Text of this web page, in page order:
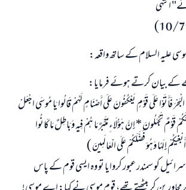
انتہی
علیہ السلام کے ساتھ واقعہ:
کے بیان کرتے ہوئے فرمایا:
فَأَتَوْا عَلَى قَوْمٍ يَعْكُفُونَ عَلَى أَصْنَامٍ لَهُمْ قَالُوا يَا مُوسَى اجْعَلْ
قَوْمٌ تَجْهَلُونَ * إِنَّ هَؤُلَاءِ مُتَبَّرٌ مَا هُمْ فِيهِ وَبَاطِلٌ مَا كَانُوا
إِلَهًا وَهُوَ فَضَّلَكُمْ عَلَى الْعَالَمِينَ )
کو سمندر عبور کروایا تو وہ ایسی قوم کے پاس